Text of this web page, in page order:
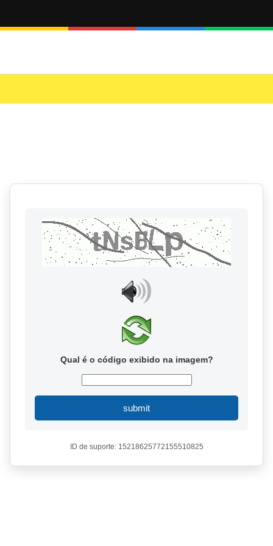
Qual é o código exibido na imagem?
submit
ID de suporte: 15218625772155510825